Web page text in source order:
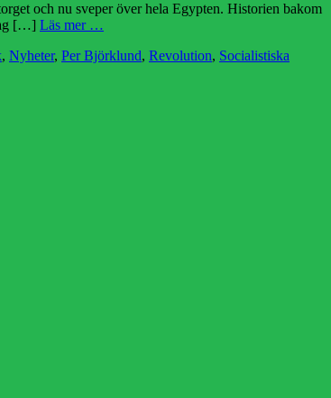
och nu sveper över hela Egypten. Historien bakom
[…] Läs mer …
, Nyheter, Per Björklund, Revolution, Socialistiska